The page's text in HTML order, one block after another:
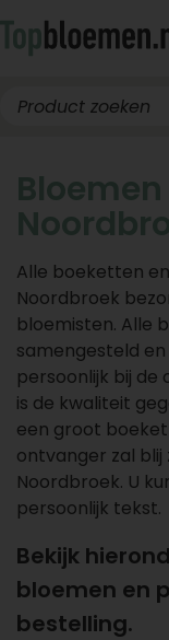
Alle boeketten
Noordbroek
bloemisten. Alle
samengesteld
persoonlijk bij de
is de kwaliteit
een groot
ontvanger zal blij
Noordbroek. U
persoonlijk tekst.
Bekijk
bloemen en
bestelling.